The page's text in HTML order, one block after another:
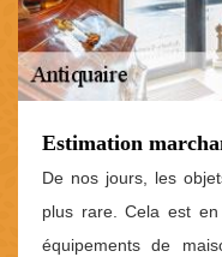
Estimation
De nos jours, les
plus rare. Cela est
équipements de